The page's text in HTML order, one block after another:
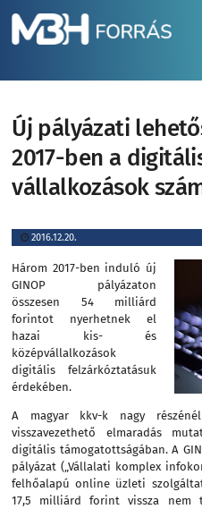
Új pályázati
2017-ben a
vállalkozások
2016.12.20.
Három 2017-ben induló új
GINOP pályázaton
összesen 54 milliárd
forintot nyerhetnek el
hazai kis- és
középvállalkozások
digitális felzárkóztatásuk
érdekében.
A magyar kkv-k nagy
visszavezethető elmaradás
digitális támogatottságában. A
pályázat („Vállalati komplex
felhőalapú online üzleti
17,5 milliárd forint vissza nem